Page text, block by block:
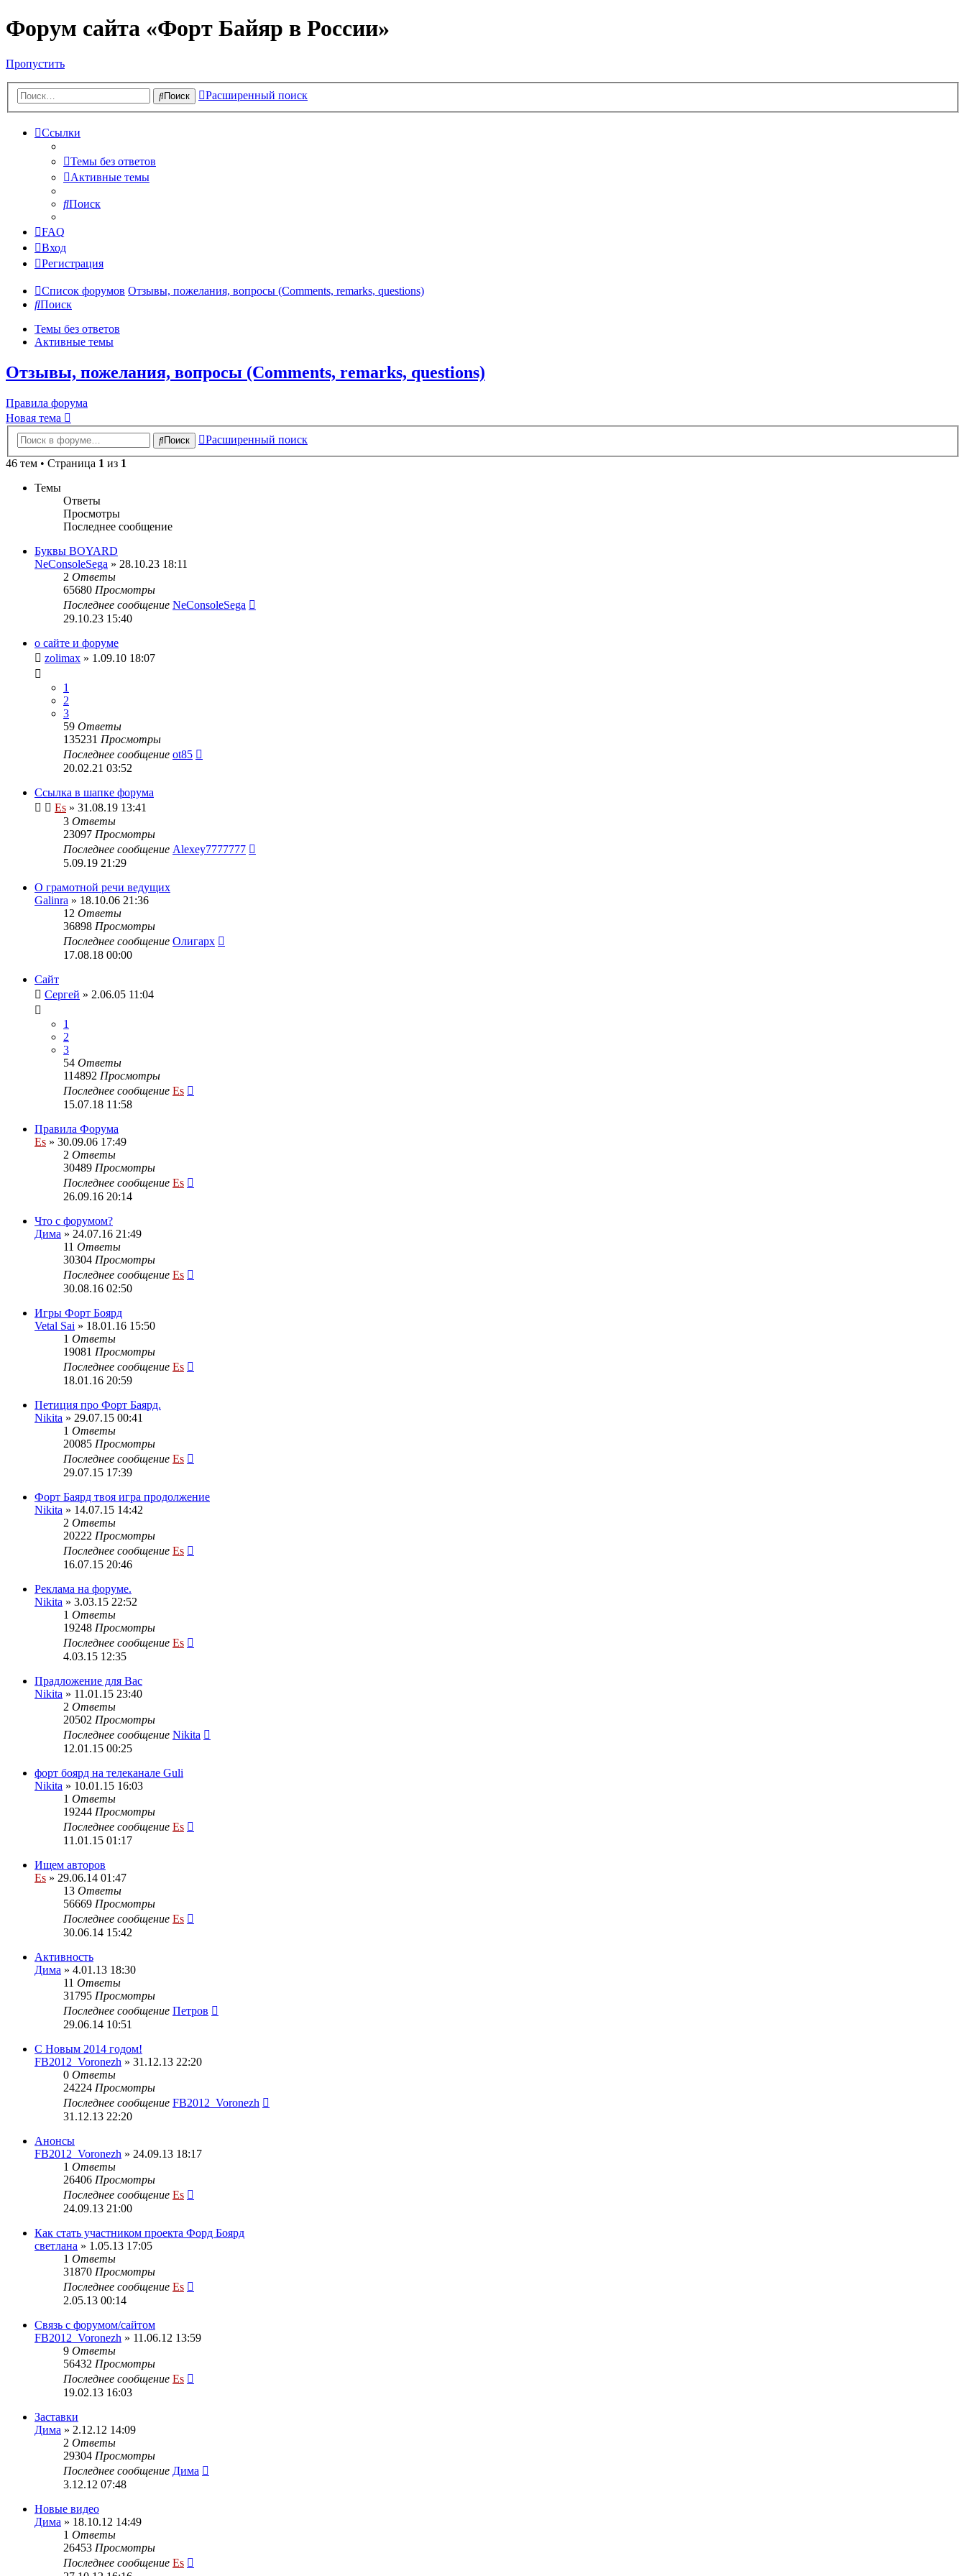
Форум сайта «Форт Байяр в России»
Пропустить
Поиск Расширенный поиск
Ссылки
Темы без ответов
Активные темы
Поиск
FAQ
Вход
Регистрация
Список форумов Отзывы, пожелания, вопросы (Comments, remarks, questions)
Поиск
Темы без ответов
Активные темы
Отзывы, пожелания, вопросы (Comments, remarks, questions)
Правила форума
Новая тема
Поиск
Расширенный поиск
46 тем • Страница 1 из 1
Темы
Ответы
Просмотры
Последнее сообщение
Буквы BOYARD
NeConsoleSega » 28.10.23 18:11
2 Ответы
65680 Просмотры
Последнее сообщение NeConsoleSega
29.10.23 15:40
о сайте и форуме
zolimax » 1.09.10 18:07
1
2
3
59 Ответы
135231 Просмотры
Последнее сообщение ot85
20.02.21 03:52
Ссылка в шапке форума
Es » 31.08.19 13:41
3 Ответы
23097 Просмотры
Последнее сообщение Alexey7777777
5.09.19 21:29
О грамотной речи ведущих
Galinra » 18.10.06 21:36
12 Ответы
36898 Просмотры
Последнее сообщение Олигарх
17.08.18 00:00
Сайт
Сергей » 2.06.05 11:04
1
2
3
54 Ответы
114892 Просмотры
Последнее сообщение Es
15.07.18 11:58
Правила Форума
Es » 30.09.06 17:49
2 Ответы
30489 Просмотры
Последнее сообщение Es
26.09.16 20:14
Что с форумом?
Дима » 24.07.16 21:49
11 Ответы
30304 Просмотры
Последнее сообщение Es
30.08.16 02:50
Игры Форт Боярд
Vetal Sai » 18.01.16 15:50
1 Ответы
19081 Просмотры
Последнее сообщение Es
18.01.16 20:59
Петиция про Форт Баярд.
Nikita » 29.07.15 00:41
1 Ответы
20085 Просмотры
Последнее сообщение Es
29.07.15 17:39
Форт Баярд твоя игра продолжение
Nikita » 14.07.15 14:42
2 Ответы
20222 Просмотры
Последнее сообщение Es
16.07.15 20:46
Реклама на форуме.
Nikita » 3.03.15 22:52
1 Ответы
19248 Просмотры
Последнее сообщение Es
4.03.15 12:35
Прадложение для Вас
Nikita » 11.01.15 23:40
2 Ответы
20502 Просмотры
Последнее сообщение Nikita
12.01.15 00:25
форт боярд на телеканале Guli
Nikita » 10.01.15 16:03
1 Ответы
19244 Просмотры
Последнее сообщение Es
11.01.15 01:17
Ищем авторов
Es » 29.06.14 01:47
13 Ответы
56669 Просмотры
Последнее сообщение Es
30.06.14 15:42
Активность
Дима » 4.01.13 18:30
11 Ответы
31795 Просмотры
Последнее сообщение Петров
29.06.14 10:51
С Новым 2014 годом!
FB2012_Voronezh » 31.12.13 22:20
0 Ответы
24224 Просмотры
Последнее сообщение FB2012_Voronezh
31.12.13 22:20
Анонсы
FB2012_Voronezh » 24.09.13 18:17
1 Ответы
26406 Просмотры
Последнее сообщение Es
24.09.13 21:00
Как стать участником проекта Форд Боярд
светлана » 1.05.13 17:05
1 Ответы
31870 Просмотры
Последнее сообщение Es
2.05.13 00:14
Cвязь с форумом/сайтом
FB2012_Voronezh » 11.06.12 13:59
9 Ответы
56432 Просмотры
Последнее сообщение Es
19.02.13 16:03
Заставки
Дима » 2.12.12 14:09
2 Ответы
29304 Просмотры
Последнее сообщение Дима
3.12.12 07:48
Новые видео
Дима » 18.10.12 14:49
1 Ответы
26453 Просмотры
Последнее сообщение Es